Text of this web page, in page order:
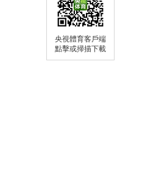
央視體育客戶端
點擊或掃描下載